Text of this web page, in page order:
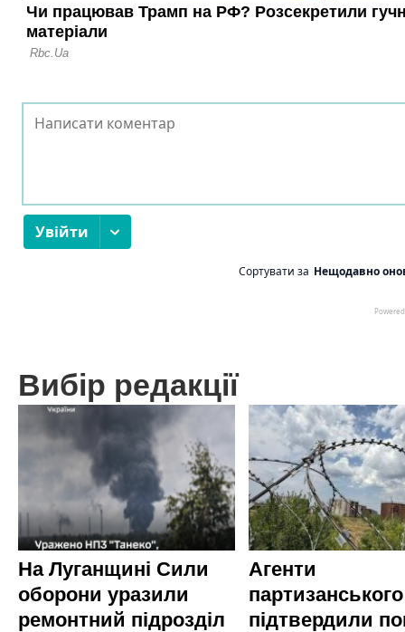
Вибір редакції
На Луганщині Сили
оборони уразили
ремонтний підрозділ
Агенти
підтвердили